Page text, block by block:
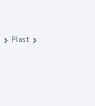
Plast